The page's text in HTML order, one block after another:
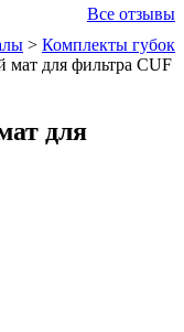
Все отзывы
> Комплекты губок
для фильтра CUF
для